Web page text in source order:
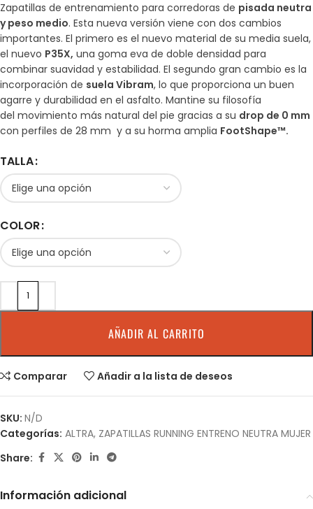
Zapatillas de entrenamiento para corredoras de pisada neutra
y peso medio. Esta nueva versión viene con dos cambios
importantes. El primero es el nuevo material de su media suela,
el nuevo P35X, una goma eva de doble densidad para
combinar suavidad y estabilidad. El segundo gran cambio es la
incorporación de suela Vibram, lo que proporciona un buen
agarre y durabilidad en el asfalto. Mantine su filosofía
del movimiento más natural del pie gracias a su drop de 0 mm
con perfiles de 28 mm y a su horma amplia FootShape™.
TALLA
COLOR
AÑADIR AL CARRITO
Comparar Añadir a la lista de deseos
SKU: N/D
Categorías: ALTRA, ZAPATILLAS RUNNING ENTRENO NEUTRA MUJER
Share:
Información adicional